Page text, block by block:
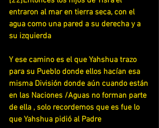
entraron al mar en tierra seca, con el
agua como una pared a su derecha y a
su izquierda
Y ese camino es el que Yahshua trazo
para su Pueblo donde ellos hacían esa
misma División donde aún cuando están
en las Naciones /Aguas no forman parte
de ella , solo recordemos que es fue lo
que Yahshua pidió al Padre